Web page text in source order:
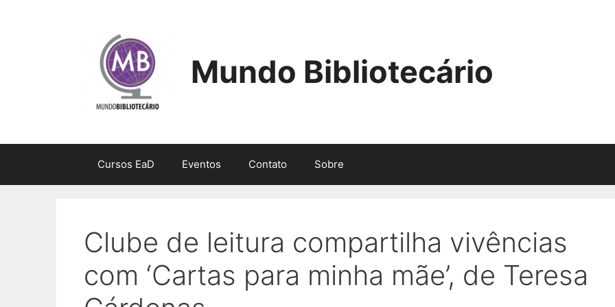
Mundo Bibliotecário
Cursos EaD Eventos Contato Sobre
Clube de leitura compartilha vivências
com ‘Cartas para minha mãe’, de Teresa